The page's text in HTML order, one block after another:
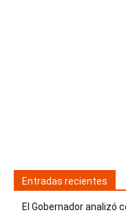
Entradas recientes
El Gobernador analizó